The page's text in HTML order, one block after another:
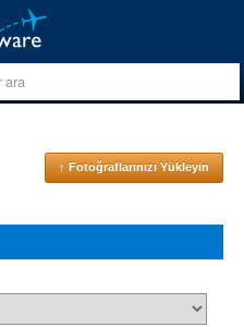
↑ Fotoğraflarınızı Yükleyin